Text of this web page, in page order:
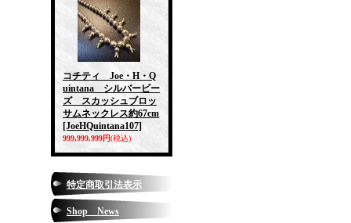
コチティ Joe・H・Q
uintana シルバービー
ズ スカッシュブロッ
サムネックレス約67cm
[JoeHQuintana107]
999,999,999円(税込)
特定商取引法表示
Shop News